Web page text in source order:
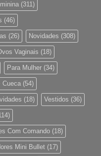
(311)
(46)
(26) Novidades (308)
Vaginais (18)
Para Mulher (34)
Cueca (54)
(18) Vestidos (36)
Com Comando (18)
Mini Bullet (17)